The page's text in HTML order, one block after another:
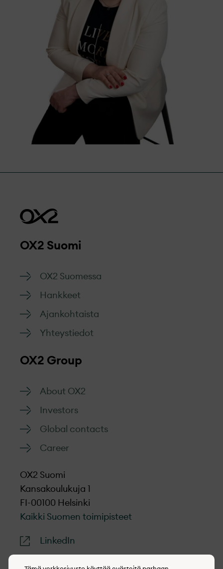
OX2 Suomi
OX2 Suomessa
Hankkeet
Ajankohtaista
Yhteystiedot
OX2 Group
About OX2
Investors
Global contacts
Career
OX2 Suomi
Kansakoulukuja 1
FI-00100 Helsinki
Kaikki Suomen toimipisteet
LinkedIn